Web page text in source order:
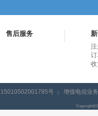
售后服务
号 | 增值电信业